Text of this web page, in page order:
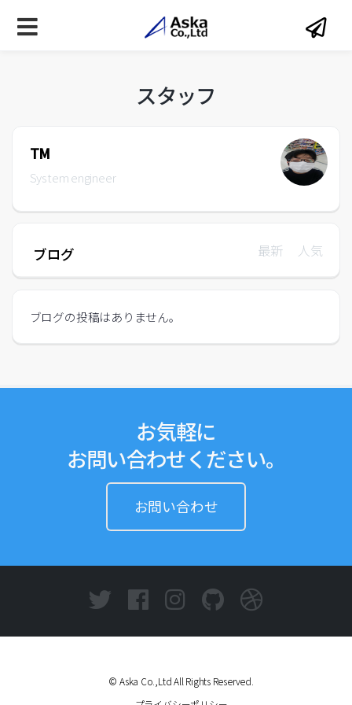
スタッフ
TM
System engineer
ブログ 最新 人気
ブログの投稿はありません。
お気軽に
お問い合わせください。
お問い合わせ
© Aska Co.,Ltd All Rights Reserved.